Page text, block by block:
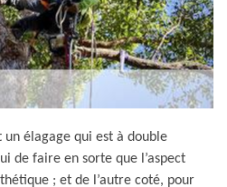
un élagage qui est à double
de faire en sorte que l’aspect
; et de l’autre coté, pour